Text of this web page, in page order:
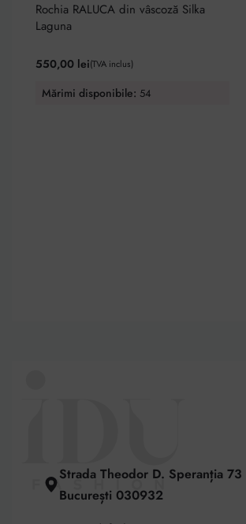
Rochia RALUCA din vâscoză Silka
Laguna
550,00 lei(TVA inclus)
Mărimi disponibile: 54
Strada Theodor D. Speranția 73
București 030932